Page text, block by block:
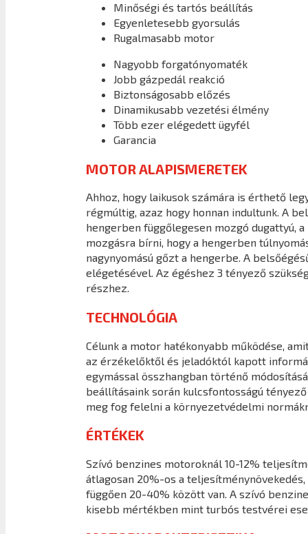
Minőségi és tartós beállítás
Egyenletesebb gyorsulás
Rugalmasabb motor
Nagyobb forgatónyomaték
Jobb gázpedál reakció
Biztonságosabb előzés
Dinamikusabb vezetési élmény
Több ezer elégedett ügyfél
Garancia
MOTOR ALAPISMERETEK
Ahhoz, hogy laikusok számára is érthető
régmúltig, azaz hogy honnan indultunk. A
hengerben függőlegesen mozgó dugattyú,
mozgásra bírni, hogy a hengerben
nagynyomású gőzt a hengerbe. A
elégetésével. Az égéshez 3 tényező
részhez.
TECHNOLÓGIA
Célunk a motor hatékonyabb működése,
az érzékelőktől és jeladóktól kapott
egymással összhangban történő
beállításaink során kulcsfontosságú
meg fog felelni a környezetvédelmi
ÉRTÉKEK
Szívó benzines motoroknál 10-12%
átlagosan 20%-os a
függően 20-40% között van. A szívó
kisebb mértékben mint turbós testvérei